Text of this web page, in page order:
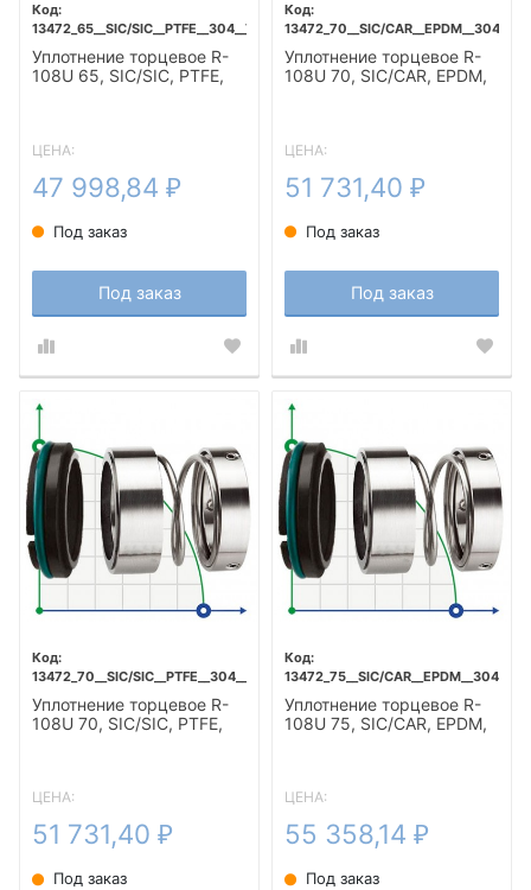
13472_65__SIC/SIC__PTFE__304__T5F
Уплотнение торцевое R-
108U 65, SIC/SIC, PTFE,
ЦЕНА:
47 998,84 ₽
Под заказ
Под заказ
13472_70__SIC/
Уплотнение торцевое R-
108U 70, SIC/CAR, EPDM,
ЦЕНА:
51 731,40 ₽
Под заказ
Под заказ
13472_70__SIC/SIC__PTFE__304__T5F
Уплотнение торцевое R-
108U 70, SIC/SIC, PTFE,
ЦЕНА:
51 731,40 ₽
Под заказ
13472_75__SIC/
Уплотнение торцевое R-
108U 75, SIC/CAR, EPDM,
ЦЕНА:
55 358,14 ₽
Под заказ